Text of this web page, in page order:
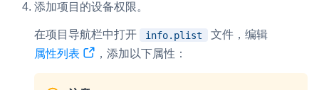
添加项目的设备权限。
在项目导航栏中打开 info.plist
文件，编辑
属性列表
，添加以下属性：